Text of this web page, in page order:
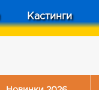
Кастинги